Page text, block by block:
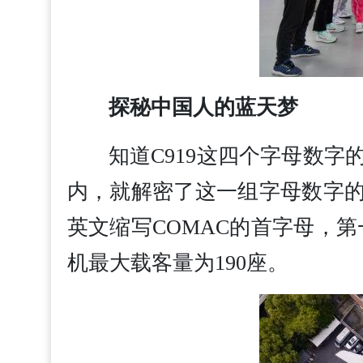
探秘中国人的蓝天梦
知道C919这四个字母数字
内，就解密了这一组字母数字
英文缩写COMAC的首字母，
机最大载客量为190座。